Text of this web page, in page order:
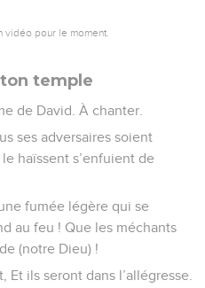
pour le moment.
temple
de David. À chanter.
ses adversaires soient
haïssent s’enfuient de
fumée légère qui se
au feu ! Que les méchants
(notre Dieu) !
ils seront dans l’allégresse.